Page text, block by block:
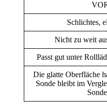
Schlichtes,
Nicht zu weit
Passt gut unter
Die glatte Oberfläche
Sonde bleibt im